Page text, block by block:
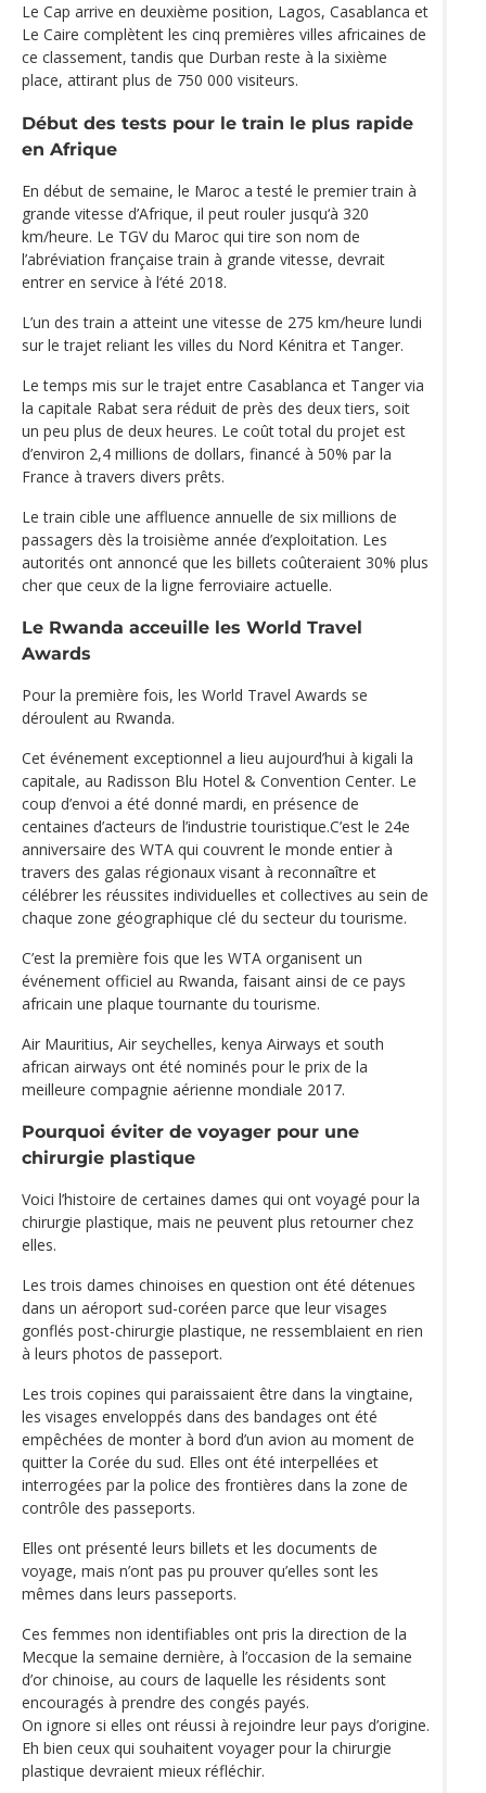
Le Cap arrive en deuxième position, Lagos, Casablanca et
Le Caire complètent les cinq premières villes africaines de
ce classement, tandis que Durban reste à la sixième
place, attirant plus de 750 000 visiteurs.
Début des tests pour le train le plus rapide
en Afrique
En début de semaine, le Maroc a testé le premier train à
grande vitesse d’Afrique, il peut rouler jusqu‘à 320
km/heure. Le TGV du Maroc qui tire son nom de
l’abréviation française train à grande vitesse, devrait
entrer en service à l‘été 2018.
L’un des train a atteint une vitesse de 275 km/heure lundi
sur le trajet reliant les villes du Nord Kénitra et Tanger.
Le temps mis sur le trajet entre Casablanca et Tanger via
la capitale Rabat sera réduit de près des deux tiers, soit
un peu plus de deux heures. Le coût total du projet est
d’environ 2,4 millions de dollars, financé à 50% par la
France à travers divers prêts.
Le train cible une affluence annuelle de six millions de
passagers dès la troisième année d’exploitation. Les
autorités ont annoncé que les billets coûteraient 30% plus
cher que ceux de la ligne ferroviaire actuelle.
Le Rwanda acceuille les World Travel
Awards
Pour la première fois, les World Travel Awards se
déroulent au Rwanda.
Cet événement exceptionnel a lieu aujourd’hui à kigali la
capitale, au Radisson Blu Hotel & Convention Center. Le
coup d’envoi a été donné mardi, en présence de
centaines d’acteurs de l’industrie touristique.C’est le 24e
anniversaire des WTA qui couvrent le monde entier à
travers des galas régionaux visant à reconnaître et
célébrer les réussites individuelles et collectives au sein de
chaque zone géographique clé du secteur du tourisme.
C’est la première fois que les WTA organisent un
événement officiel au Rwanda, faisant ainsi de ce pays
africain une plaque tournante du tourisme.
Air Mauritius, Air seychelles, kenya Airways et south
african airways ont été nominés pour le prix de la
meilleure compagnie aérienne mondiale 2017.
Pourquoi éviter de voyager pour une
chirurgie plastique
Voici l’histoire de certaines dames qui ont voyagé pour la
chirurgie plastique, mais ne peuvent plus retourner chez
elles.
Les trois dames chinoises en question ont été détenues
dans un aéroport sud-coréen parce que leur visages
gonflés post-chirurgie plastique, ne ressemblaient en rien
à leurs photos de passeport.
Les trois copines qui paraissaient être dans la vingtaine,
les visages enveloppés dans des bandages ont été
empêchées de monter à bord d’un avion au moment de
quitter la Corée du sud. Elles ont été interpellées et
interrogées par la police des frontières dans la zone de
contrôle des passeports.
Elles ont présenté leurs billets et les documents de
voyage, mais n’ont pas pu prouver qu’elles sont les
mêmes dans leurs passeports.
Ces femmes non identifiables ont pris la direction de la
Mecque la semaine dernière, à l’occasion de la semaine
d’or chinoise, au cours de laquelle les résidents sont
encouragés à prendre des congés payés.
On ignore si elles ont réussi à rejoindre leur pays d’origine.
Eh bien ceux qui souhaitent voyager pour la chirurgie
plastique devraient mieux réfléchir.